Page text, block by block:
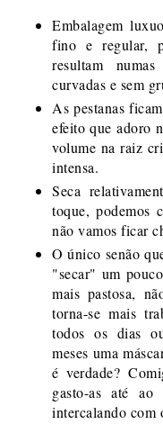
Embalagem
fino e regular,
resultam
curvadas e sem
As pestanas
efeito que adoro
volume na raiz
intensa.
Seca
toque, podemos
não vamos ficar
O único senão
"secar" um
mais pastosa,
torna-se mais
todos os dias
meses uma
é verdade?
gasto-as até
intercalando com